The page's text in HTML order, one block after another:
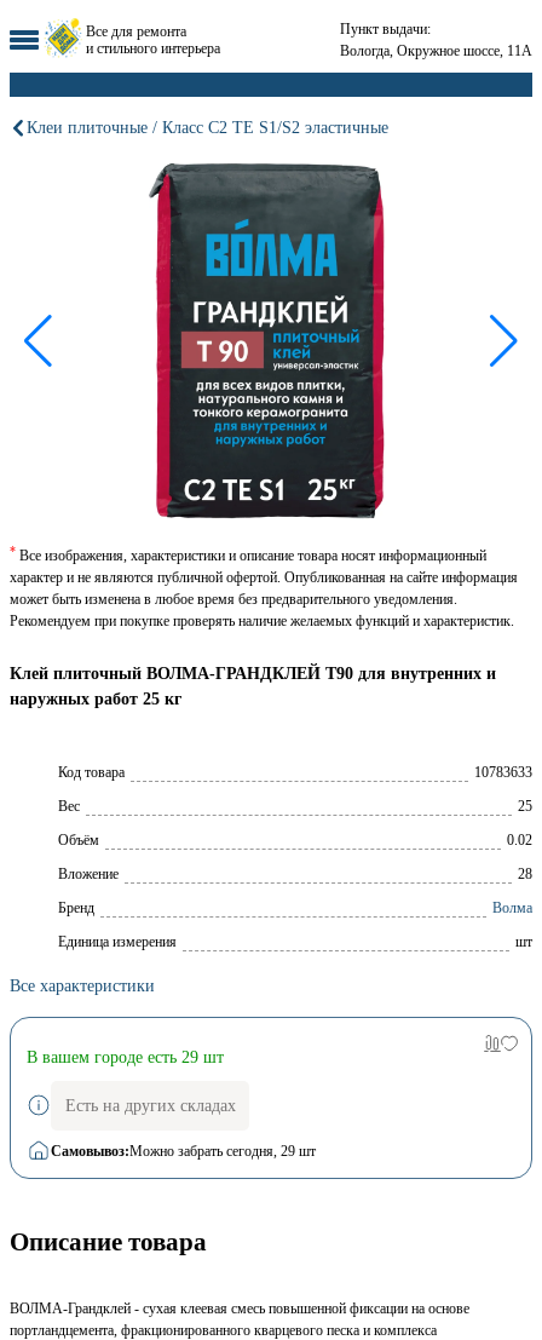
Все для ремонта
и стильного интерьера
Пункт выдачи:
Вологда, Окружное шоссе, 11А
Клеи плиточные / Класс С2 ТЕ S1/S2 эластичные
Клей плиточный ВОЛМА-ГРАНДКЛЕЙ Т90 для внутренних и
наружных работ 25 кг
Код товара
10783633
Вес
25
Объём
0.02
Вложение
28
Брeнд
Волма
Единица измерения
шт
Все характеристики
* Все изображения, характеристики и описание товара носят информационный
характер и не являются публичной офертой. Опубликованная на сайте информация
может быть изменена в любое время без предварительного уведомления.
Рекомендуем при покупке проверять наличие желаемых функций и характеристик.
В вашем городе есть 29 шт
Есть на других складах
Самовывоз:Можно забрать сегодня, 29 шт
Описание товара
ВОЛМА-Грандклей - сухая клеевая смесь повышенной фиксации на основе
портландцемента, фракционированного кварцевого песка и комплекса